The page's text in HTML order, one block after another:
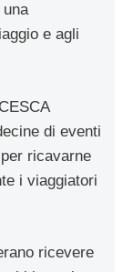
e agli
di eventi
ricavarne
i viaggiatori
ricevere